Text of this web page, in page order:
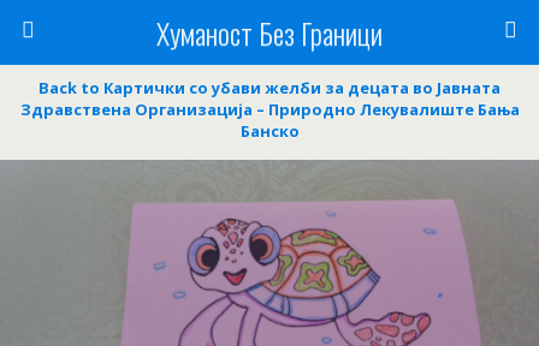
Хуманост Без Граници
Back to Картички со убави желби за децата во Јавната
Здравствена Организација – Природно Лекувалиште Бања
Банско